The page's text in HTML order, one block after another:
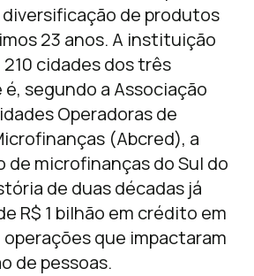
de produtos
23 anos. A instituição
cidades dos três
segundo a Associação
Operadoras de
(Abcred), a
microfinanças do Sul do
de duas décadas já
R$ 1 bilhão em crédito em
que impactaram
de pessoas.